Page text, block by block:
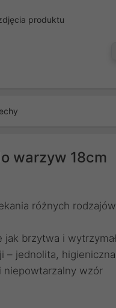
produktu
warzyw 18cm
różnych
jak brzytwa i
– jednolita,
niepowtarzalny wzór